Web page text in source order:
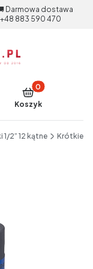
Darmowa dostawa
883 590 470
Produkty w
Koszyk
1/2” 12 kątne Krótkie